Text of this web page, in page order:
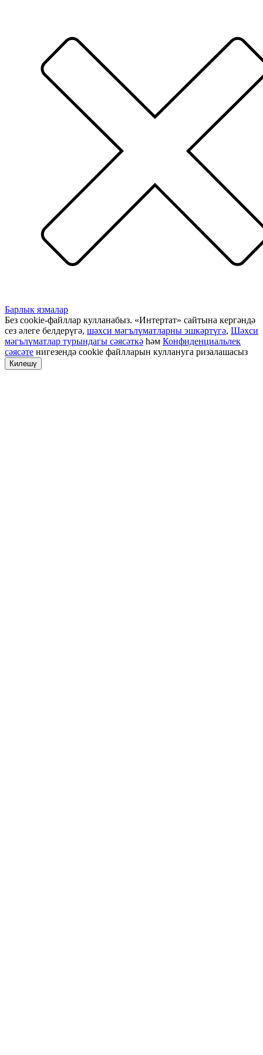
Барлык язмалар
Без cookie-файллар кулланабыз. «Интертат» сайтына кергәндә
сез әлеге белдерүгә, шәхси мәгълүматларны эшкәртүгә, Шәхси
мәгълүматлар турындагы сәясәткә һәм Конфиденциальлек
сәясәте нигезендә cookie файлларын куллануга ризалашасыз
Килешү